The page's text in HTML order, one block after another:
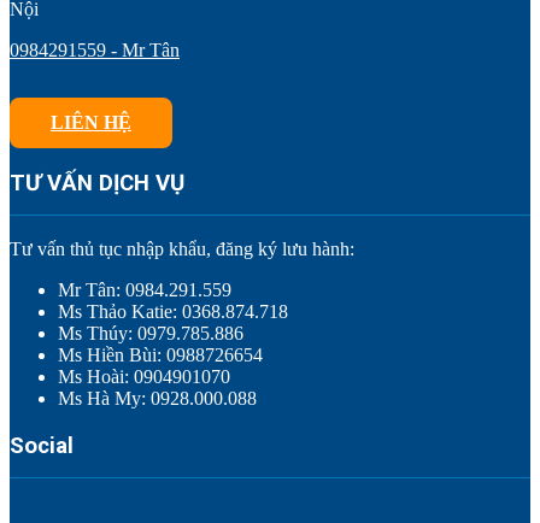
Nội
0984291559 - Mr Tân
LIÊN HỆ
TƯ VẤN DỊCH VỤ
Tư vấn thủ tục nhập khẩu, đăng ký lưu hành:
Mr Tân: 0984.291.559
Ms Thảo Katie: 0368.874.718
Ms Thúy: 0979.785.886
Ms Hiền Bùi: 0988726654
Ms Hoài: 0904901070
Ms Hà My: 0928.000.088
Social